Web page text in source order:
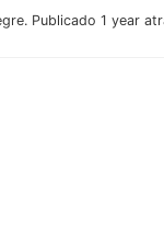
Publicado 1 year